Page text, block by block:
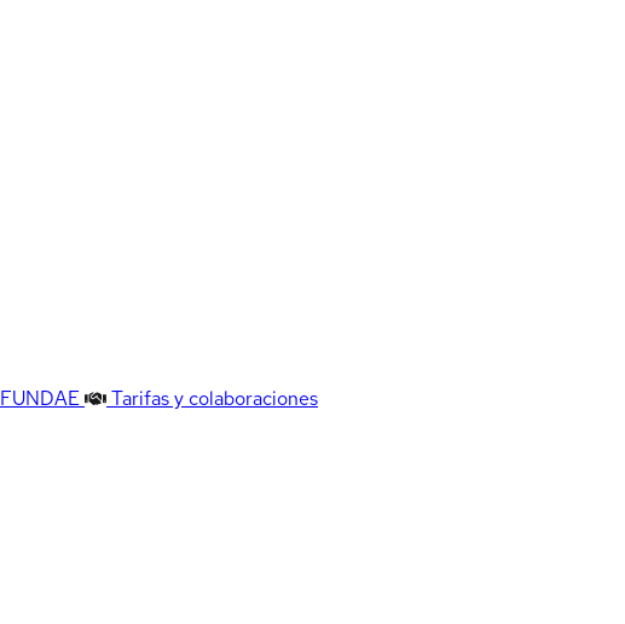
FUNDAE
Tarifas y colaboraciones